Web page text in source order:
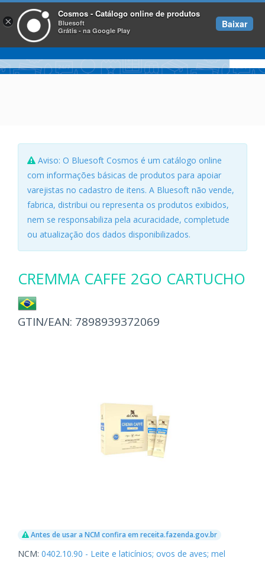
Aviso: O Bluesoft Cosmos é um catálogo online
com informações básicas de produtos para apoiar
varejistas no cadastro de itens. A Bluesoft não vende,
fabrica, distribui ou representa os produtos exibidos,
nem se responsabiliza pela acuracidade, completude
ou atualização dos dados disponibilizados.
CREMMA CAFFE 2GO CARTUCHO
GTIN/EAN: 7898939372069
Antes de usar a NCM confira em receita.fazenda.gov.br
NCM: 0402.10.90 - Leite e laticínios; ovos de aves; mel
×
Cosmos - Catálogo online de produtos
Bluesoft
Grátis - na Google Play
Baixar